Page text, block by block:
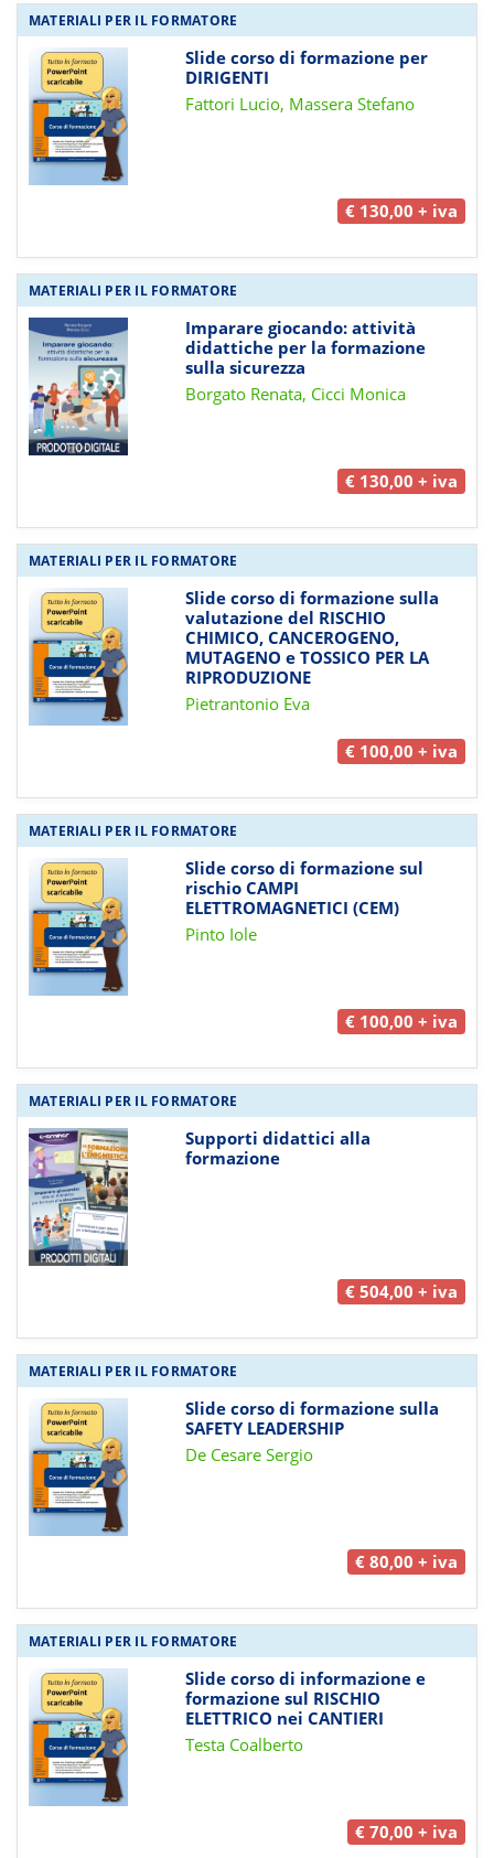
MATERIALI PER IL FORMATORE
Slide corso di formazione per
DIRIGENTI
Fattori Lucio, Massera Stefano
€ 130,00 + iva
MATERIALI PER IL FORMATORE
Imparare giocando: attività
didattiche per la formazione
sulla sicurezza
Borgato Renata, Cicci Monica
€ 130,00 + iva
MATERIALI PER IL FORMATORE
Slide corso di formazione sulla
valutazione del RISCHIO
CHIMICO, CANCEROGENO,
MUTAGENO e TOSSICO PER LA
RIPRODUZIONE
Pietrantonio Eva
€ 100,00 + iva
MATERIALI PER IL FORMATORE
Slide corso di formazione sul
rischio CAMPI
ELETTROMAGNETICI (CEM)
Pinto Iole
€ 100,00 + iva
MATERIALI PER IL FORMATORE
Supporti didattici alla
formazione
€ 504,00 + iva
MATERIALI PER IL FORMATORE
Slide corso di formazione sulla
SAFETY LEADERSHIP
De Cesare Sergio
€ 80,00 + iva
MATERIALI PER IL FORMATORE
Slide corso di informazione e
formazione sul RISCHIO
ELETTRICO nei CANTIERI
Testa Coalberto
€ 70,00 + iva